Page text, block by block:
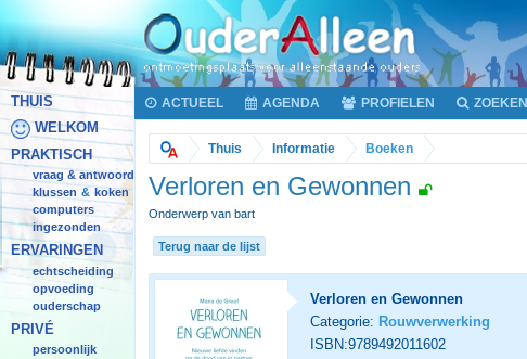
THUIS
WELKOM
PRAKTISCH
vraag & antwoord
klussen & koken
computers
ingezonden
ERVARINGEN
echtscheiding
opvoeding
ouderschap
PRIVÉ
persoonlijk
ACTUEEL AGENDA PROFIELEN ZOEKEN
Thuis Informatie Boeken
Verloren en Gewonnen
Onderwerp van bart
Terug naar de lijst
Verloren en Gewonnen
Categorie: Rouwverwerking
ISBN:9789492011602